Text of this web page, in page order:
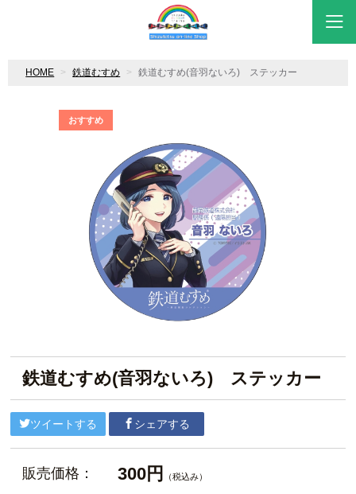
HOME 鉄道むすめ 鉄道むすめ(音羽ないろ) ステッカー
鉄道むすめ(音羽ないろ) ステッカー
ツイートする シェアする
販売価格： 300円 （税込み）